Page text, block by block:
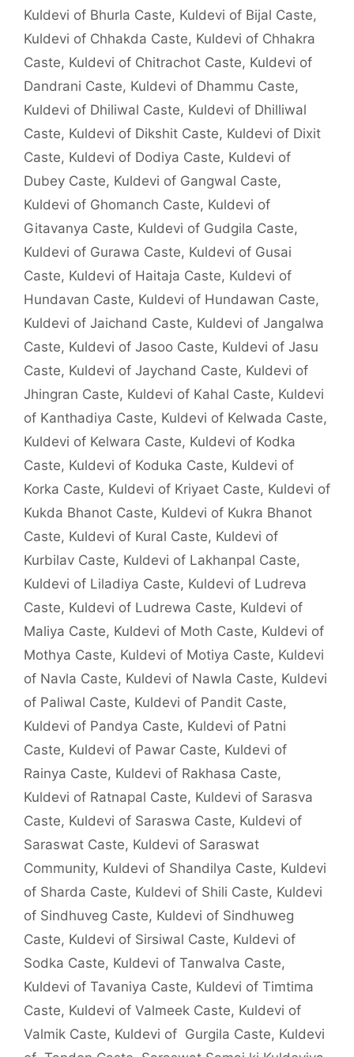
Kuldevi of Bhurla Caste, Kuldevi of Bijal Caste,
Kuldevi of Chhakda Caste, Kuldevi of Chhakra
Caste, Kuldevi of Chitrachot Caste, Kuldevi of
Dandrani Caste, Kuldevi of Dhammu Caste,
Kuldevi of Dhiliwal Caste, Kuldevi of Dhilliwal
Caste, Kuldevi of Dikshit Caste, Kuldevi of Dixit
Caste, Kuldevi of Dodiya Caste, Kuldevi of
Dubey Caste, Kuldevi of Gangwal Caste,
Kuldevi of Ghomanch Caste, Kuldevi of
Gitavanya Caste, Kuldevi of Gudgila Caste,
Kuldevi of Gurawa Caste, Kuldevi of Gusai
Caste, Kuldevi of Haitaja Caste, Kuldevi of
Hundavan Caste, Kuldevi of Hundawan Caste,
Kuldevi of Jaichand Caste, Kuldevi of Jangalwa
Caste, Kuldevi of Jasoo Caste, Kuldevi of Jasu
Caste, Kuldevi of Jaychand Caste, Kuldevi of
Jhingran Caste, Kuldevi of Kahal Caste, Kuldevi
of Kanthadiya Caste, Kuldevi of Kelwada Caste,
Kuldevi of Kelwara Caste, Kuldevi of Kodka
Caste, Kuldevi of Koduka Caste, Kuldevi of
Korka Caste, Kuldevi of Kriyaet Caste, Kuldevi of
Kukda Bhanot Caste, Kuldevi of Kukra Bhanot
Caste, Kuldevi of Kural Caste, Kuldevi of
Kurbilav Caste, Kuldevi of Lakhanpal Caste,
Kuldevi of Liladiya Caste, Kuldevi of Ludreva
Caste, Kuldevi of Ludrewa Caste, Kuldevi of
Maliya Caste, Kuldevi of Moth Caste, Kuldevi of
Mothya Caste, Kuldevi of Motiya Caste, Kuldevi
of Navla Caste, Kuldevi of Nawla Caste, Kuldevi
of Paliwal Caste, Kuldevi of Pandit Caste,
Kuldevi of Pandya Caste, Kuldevi of Patni
Caste, Kuldevi of Pawar Caste, Kuldevi of
Rainya Caste, Kuldevi of Rakhasa Caste,
Kuldevi of Ratnapal Caste, Kuldevi of Sarasva
Caste, Kuldevi of Saraswa Caste, Kuldevi of
Saraswat Caste, Kuldevi of Saraswat
Community, Kuldevi of Shandilya Caste, Kuldevi
of Sharda Caste, Kuldevi of Shili Caste, Kuldevi
of Sindhuveg Caste, Kuldevi of Sindhuweg
Caste, Kuldevi of Sirsiwal Caste, Kuldevi of
Sodka Caste, Kuldevi of Tanwalva Caste,
Kuldevi of Tavaniya Caste, Kuldevi of Timtima
Caste, Kuldevi of Valmeek Caste, Kuldevi of
Valmik Caste, Kuldevi of Gurgila Caste, Kuldevi